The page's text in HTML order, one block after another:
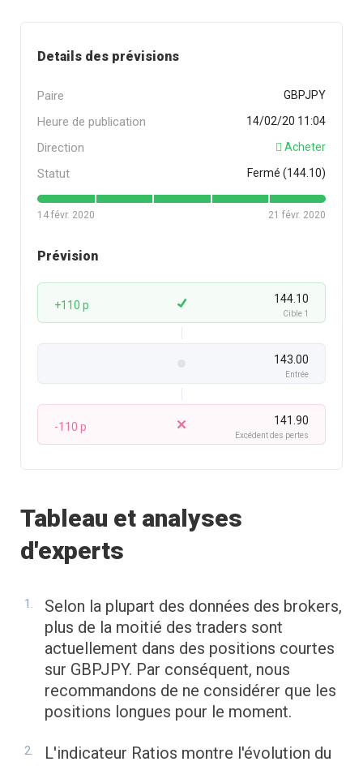
Details des prévisions
Paire GBPJPY
Heure de publication 14/02/20 11:04
Direction Acheter
Statut Fermé (144.10)
14 févr. 2020 21 févr. 2020
Prévision
+110 p 144.10
Cible 1
143.00
Entrée
-110 p 141.90
Excédent des pertes
Tableau et analyses
d'experts
Selon la plupart des données des brokers,
plus de la moitié des traders sont
actuellement dans des positions courtes
sur GBPJPY. Par conséquent, nous
recommandons de ne considérer que les
positions longues pour le moment.
L'indicateur Ratios montre l'évolution du